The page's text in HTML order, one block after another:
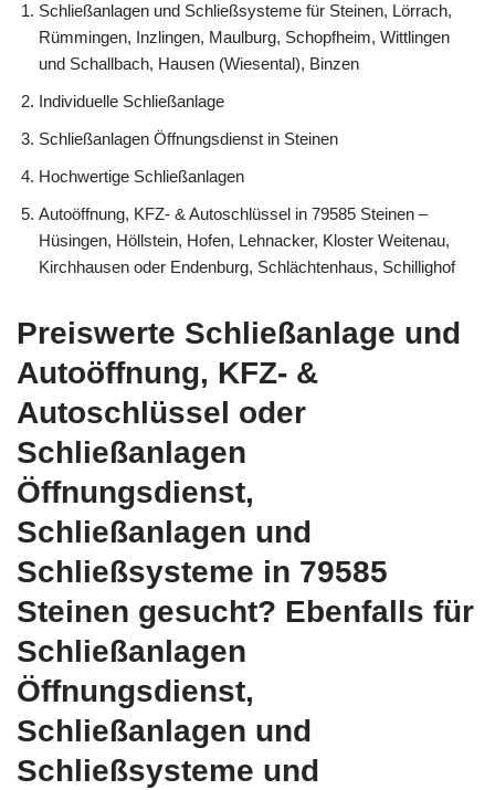
Schließanlagen und Schließsysteme für Steinen, Lörrach,
Rümmingen, Inzlingen, Maulburg, Schopfheim, Wittlingen
und Schallbach, Hausen (Wiesental), Binzen
Individuelle Schließanlage
Schließanlagen Öffnungsdienst in Steinen
Hochwertige Schließanlagen
Autoöffnung, KFZ- & Autoschlüssel in 79585 Steinen –
Hüsingen, Höllstein, Hofen, Lehnacker, Kloster Weitenau,
Kirchhausen oder Endenburg, Schlächtenhaus, Schillighof
Preiswerte Schließanlage und
Autoöffnung, KFZ- &
Autoschlüssel oder
Schließanlagen
Öffnungsdienst,
Schließanlagen und
Schließsysteme in 79585
Steinen gesucht? Ebenfalls für
Schließanlagen
Öffnungsdienst,
Schließanlagen und
Schließsysteme und